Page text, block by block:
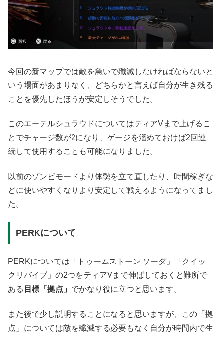
今回の新マップでは敵を急いで殲滅しなければならないと
いう場面があまりなく、どちらかと言えば自分が生き残る
ことを優先したほうが安定しそうでした。
このエーテルシュラウドについてはティアVまで上げるこ
とでチャージ数が2になり、ゲージを溜めておけば2回連
続して使用することも可能になりました。
以前のゾンビモードより体勢を立て直したり、時間稼ぎな
どに使いやすくなりより安定して戦えるようになってまし
た。
PERKについて
PERKについては「トゥームストーン ソーダ」「クイッ
クリバイブ」の2つをティアVまで伸ばしておくと難所で
ある 目標「拠点」 でかなり役に立つと思います。
また後で少し説明することになると思いますが、この「拠
点」については敵を殲滅する必要もなく自分が時間内で生